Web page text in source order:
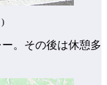
。その後は休憩多